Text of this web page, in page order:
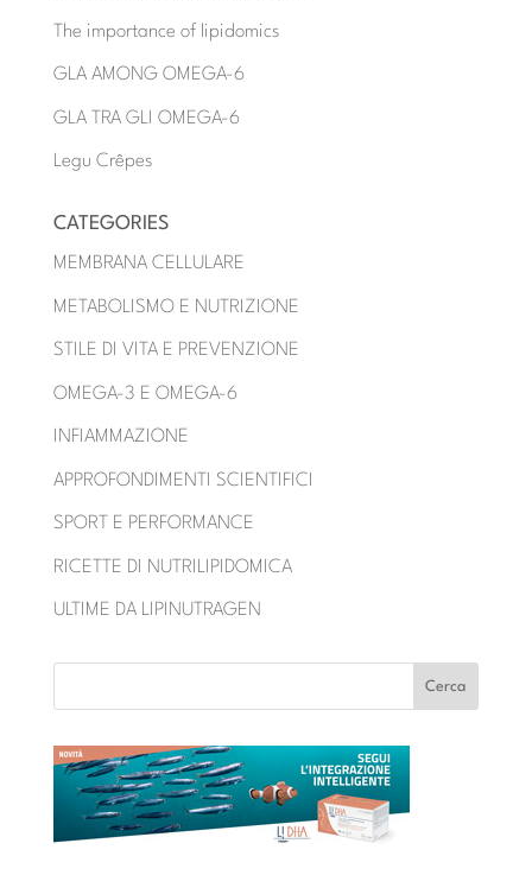
The importance of lipidomics
GLA AMONG OMEGA-6
GLA TRA GLI OMEGA-6
Legu Crêpes
CATEGORIES
MEMBRANA CELLULARE
METABOLISMO E NUTRIZIONE
STILE DI VITA E PREVENZIONE
OMEGA-3 E OMEGA-6
INFIAMMAZIONE
APPROFONDIMENTI SCIENTIFICI
SPORT E PERFORMANCE
RICETTE DI NUTRILIPIDOMICA
ULTIME DA LIPINUTRAGEN